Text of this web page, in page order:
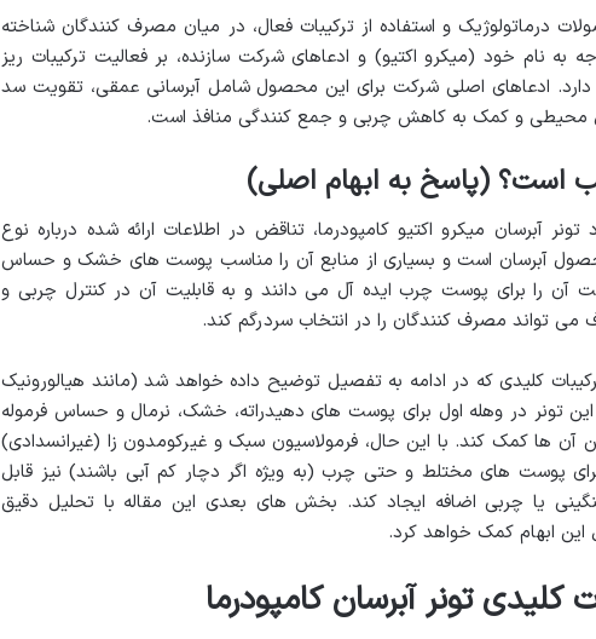
درماتولوژیک و استفاده از ترکیبات فعال، در میان مصرف کنندگان شناخته
به نام خود (میکرو اکتیو) و ادعاهای شرکت سازنده، بر فعالیت ترکیبات ریز
ادعاهای اصلی شرکت برای این محصول شامل آبرسانی عمقی، تقویت سد
محیطی و کمک به کاهش چربی و جمع کنندگی منافذ است.
است؟ (پاسخ به ابهام اصلی)
آبرسان میکرو اکتیو کامپودرما، تناقض در اطلاعات ارائه شده درباره نوع
آبرسان است و بسیاری از منابع آن را مناسب پوست های خشک و حساس
آن را برای پوست چرب ایده آل می دانند و به قابلیت آن در کنترل چربی و
می تواند مصرف کنندگان را در انتخاب سردرگم کند.
کلیدی که در ادامه به تفصیل توضیح داده خواهد شد (مانند هیالورونیک
تونر در وهله اول برای پوست های دهیدراته، خشک، نرمال و حساس فرموله
ها کمک کند. با این حال، فرمولاسیون سبک و غیرکومدون زا (غیرانسدادی)
پوست های مختلط و حتی چرب (به ویژه اگر دچار کم آبی باشند) نیز قابل
یا چربی اضافه ایجاد کند. بخش های بعدی این مقاله با تحلیل دقیق
این ابهام کمک خواهد کرد.
تونر آبرسان کامپودرما